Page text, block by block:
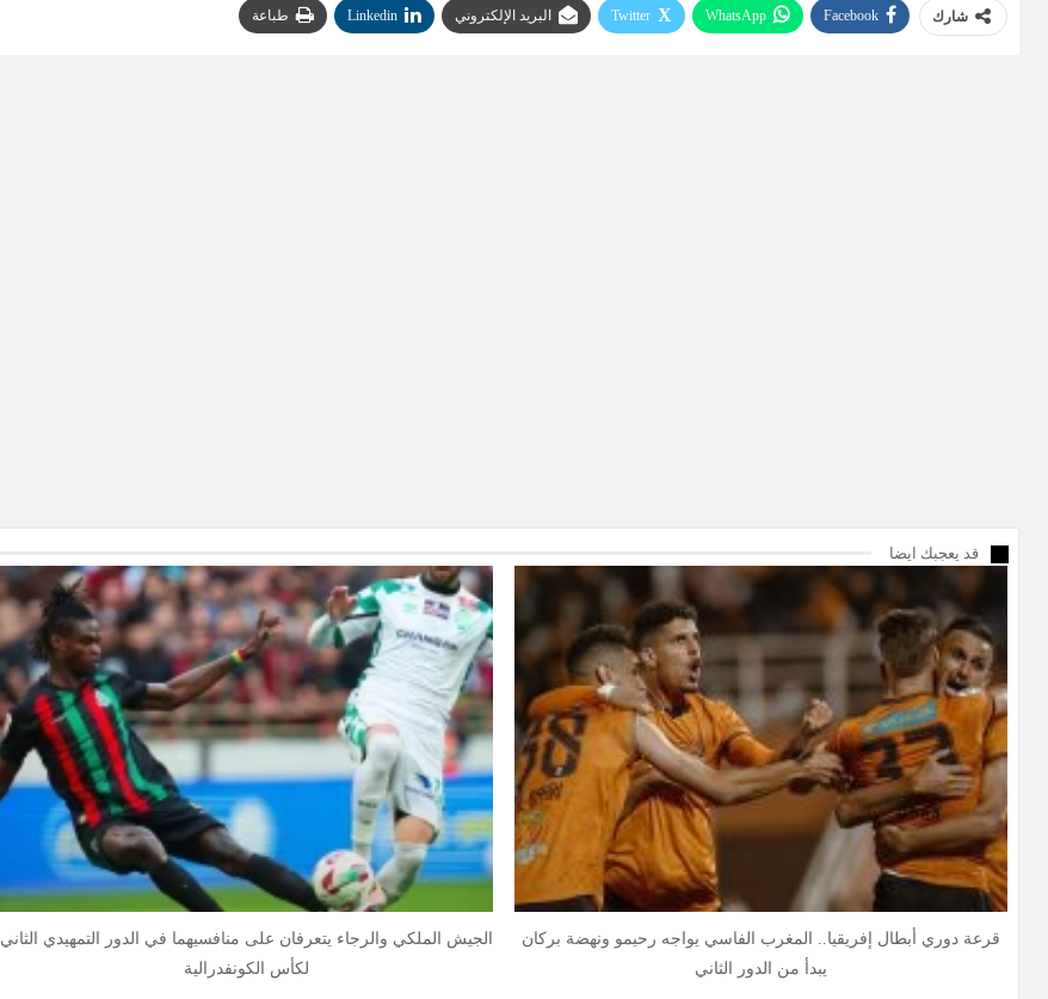
شارك Facebook
WhatsApp
Twitter البريد الإلكتروني Linkedin طباعة
قد يعجبك ايضا
قرعة دوري أبطال إفريقيا.. المغرب الفاسي يواجه رحيمو ونهضة بركان
يبدأ من الدور الثاني
الجيش الملكي والرجاء يتعرفان على منافسيهما في الدور التمهيدي الثاني
لكأس الكونفدرالية